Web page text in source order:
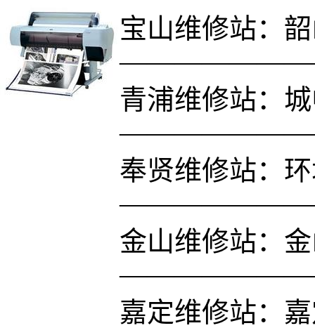
宝山维修站：
青浦维修站：
奉贤维修站：
金山维修站：
嘉定维修站：